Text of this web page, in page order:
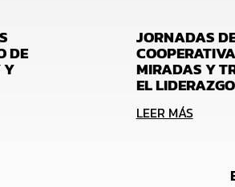
DE
Y
JORNADAS
MIRADAS Y
EL LIDERAZGO
LEER MÁS